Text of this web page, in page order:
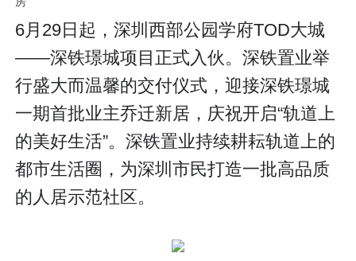
6月29日起，深圳西部公园学府TOD大城
——深铁璟城项目正式入伙。深铁置业举
行盛大而温馨的交付仪式，迎接深铁璟城
一期首批业主乔迁新居，庆祝开启“轨道上
的美好生活”。深铁置业持续耕耘轨道上的
都市生活圈，为深圳市民打造一批高品质
的人居示范社区。